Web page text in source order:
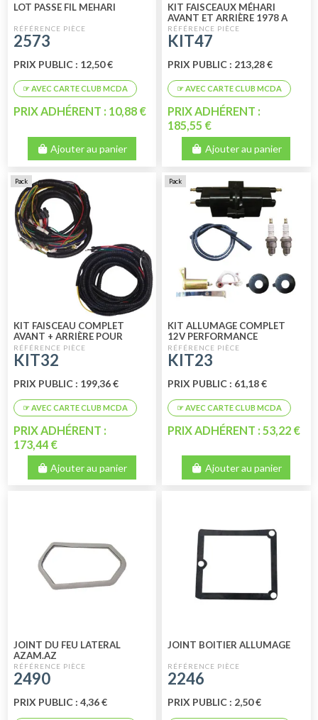
LOT PASSE FIL MEHARI
2573
PRIX PUBLIC : 12,50 €
PRIX ADHÉRENT : 10,88 €
Ajouter au panier
KIT FAISCEAUX MÉHARI
AVANT ET ARRIÈRE 1978 A
1987 (GRAND COMPTEUR)
KIT47
PRIX PUBLIC : 213,28 €
PRIX ADHÉRENT :
185,55 €
Ajouter au panier
Pack
KIT FAISCEAU COMPLET
AVANT + ARRIÈRE POUR
MÉHARI DE 1975 A 1978
(PETIT COMPTEUR)
KIT32
PRIX PUBLIC : 199,36 €
PRIX ADHÉRENT :
173,44 €
Ajouter au panier
Pack
KIT ALLUMAGE COMPLET
12V PERFORMANCE
KIT23
PRIX PUBLIC : 61,18 €
PRIX ADHÉRENT : 53,22 €
Ajouter au panier
JOINT DU FEU LATERAL
AZAM.AZ
2490
PRIX PUBLIC : 4,36 €
JOINT BOITIER ALLUMAGE
2246
PRIX PUBLIC : 2,50 €